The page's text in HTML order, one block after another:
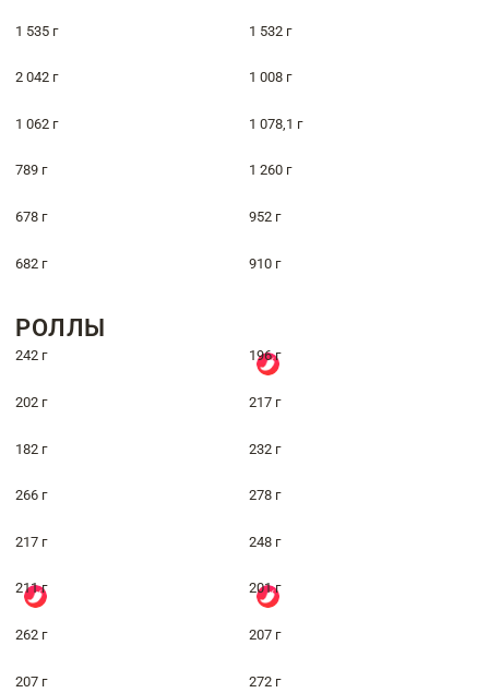
1 535 г 1 532 г
2 042 г 1 008 г
1 062 г 1 078,1 г
789 г 1 260 г
678 г 952 г
682 г 910 г
РОЛЛЫ
242 г 196 г
202 г 217 г
182 г 232 г
266 г 278 г
217 г 248 г
211 г 201 г
262 г 207 г
207 г 272 г